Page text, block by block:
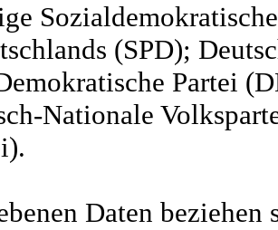
(SPD);
Partei
Nationale
Daten